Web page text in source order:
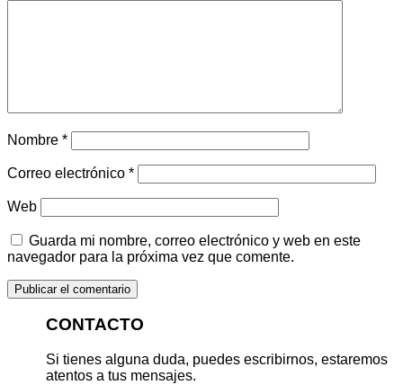
Nombre *
Correo electrónico *
Web
Guarda mi nombre, correo electrónico y web en este
navegador para la próxima vez que comente.
CONTACTO
Si tienes alguna duda, puedes escribirnos, estaremos
atentos a tus mensajes.